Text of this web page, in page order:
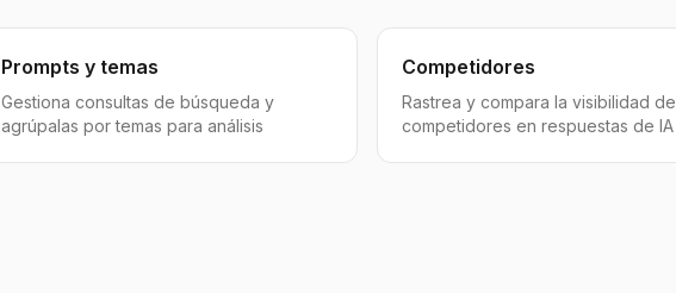
Prompts y temas
Gestiona consultas de búsqueda y
agrúpalas por temas para análisis
Competidores
Rastrea y compara la visibilidad de
competidores en respuestas de IA